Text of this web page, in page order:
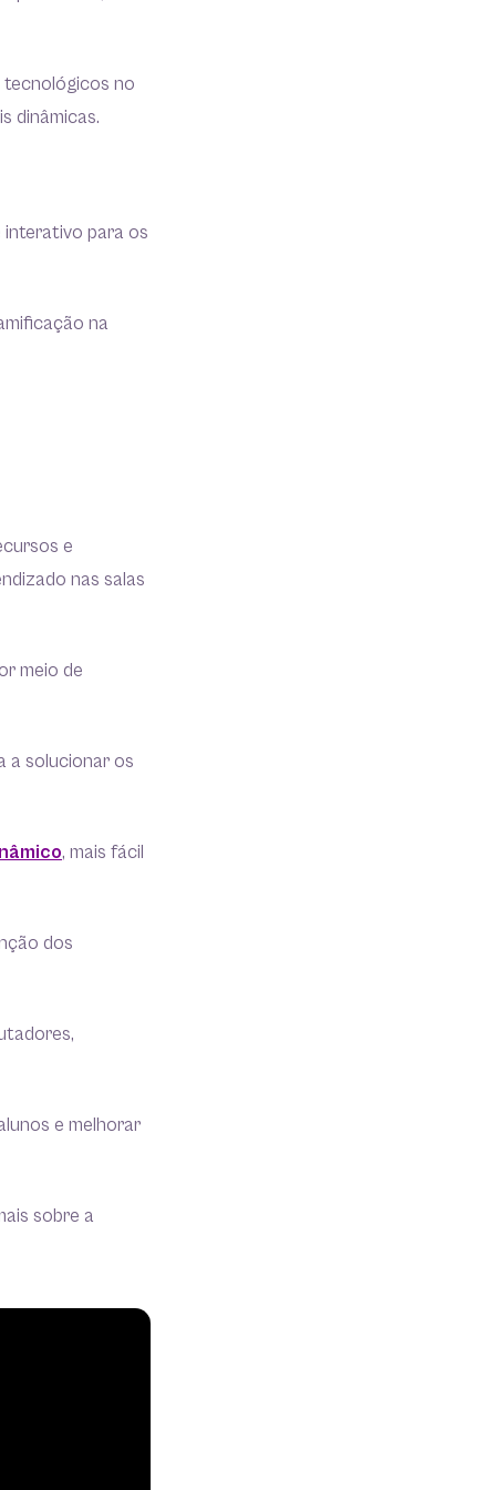
tecnológicos no
dinâmicas.
interativo para os
na
e
nas salas
meio de
a solucionar os
, mais fácil
dos
e melhorar
sobre a